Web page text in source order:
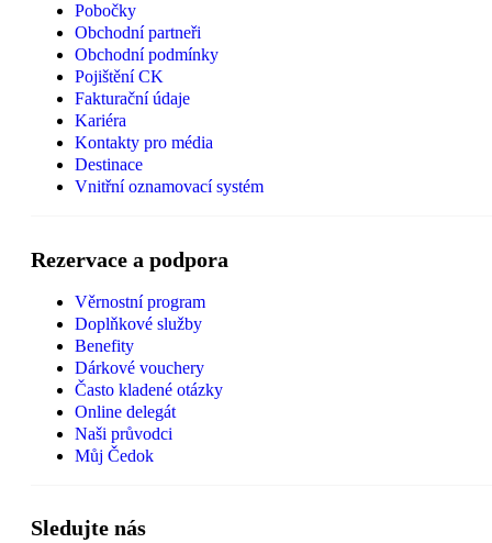
Pobočky
Obchodní partneři
Obchodní podmínky
Pojištění CK
Fakturační údaje
Kariéra
Kontakty pro média
Destinace
Vnitřní oznamovací systém
Rezervace a podpora
Věrnostní program
Doplňkové služby
Benefity
Dárkové vouchery
Často kladené otázky
Online delegát
Naši průvodci
Můj Čedok
Sledujte nás